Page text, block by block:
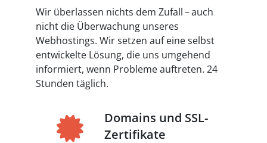
Wir überlassen nichts dem Zufall – auch
nicht die Überwachung unseres
Webhostings. Wir setzen auf eine selbst
entwickelte Lösung, die uns umgehend
informiert, wenn Probleme auftreten. 24
Stunden täglich.
Domains und SSL-
Zertifikate